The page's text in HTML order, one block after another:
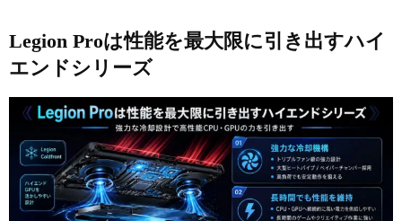
Legion Proは性能を最大限に引き出すハイ
エンドシリーズ